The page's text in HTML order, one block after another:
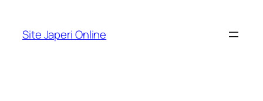
Site Japeri Online